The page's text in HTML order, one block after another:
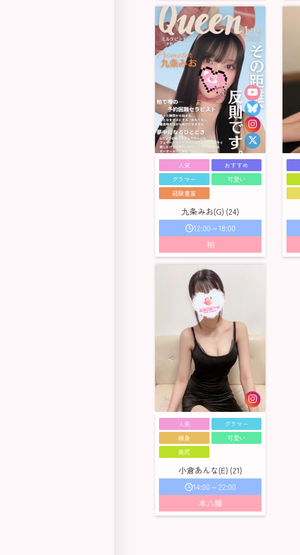
人気
おすすめ
グラマー
可愛い
経験豊富
九条みお(G) (24)
12:00～18:00
柏
人気
グラマー
細身
可愛い
美尻
小倉あんな(E) (21)
14:00～22:00
本八幡